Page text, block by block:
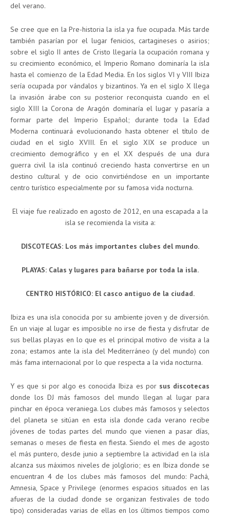
del verano.
Se cree que en la Pre-historia la isla ya fue ocupada. Más tarde
también pasarían por el lugar fenicios, cartagineses o asirios;
sobre el siglo II antes de Cristo llegaría la ocupación romana y
su crecimiento económico, el Imperio Romano dominaría la isla
hasta el comienzo de la Edad Media. En los siglos VI y VIII Ibiza
sería ocupada por vándalos y bizantinos. Ya en el siglo X llega
la invasión árabe con su posterior reconquista cuando en el
siglo XIII la Corona de Aragón dominaría el lugar y pasaría a
formar parte del Imperio Español; durante toda la Edad
Moderna continuará evolucionando hasta obtener el título de
ciudad en el siglo XVIII. En el siglo XIX se produce un
crecimiento demográfico y en el XX después de una dura
guerra civil la isla continuó creciendo hasta convertirse en un
destino cultural y de ocio convirtiéndose en un importante
centro turístico especialmente por su famosa vida nocturna.
El viaje fue realizado en agosto de 2012, en una escapada a la
isla se recomienda la visita a:
DISCOTECAS: Los más importantes clubes del mundo.
PLAYAS: Calas y lugares para bañarse por toda la isla.
CENTRO HISTÓRICO: El casco antiguo de la ciudad.
Ibiza es una isla conocida por su ambiente joven y de diversión.
En un viaje al lugar es imposible no irse de fiesta y disfrutar de
sus bellas playas en lo que es el principal motivo de visita a la
zona; estamos ante la isla del Mediterráneo (y del mundo) con
más fama internacional por lo que respecta a la vida nocturna.
Y es que si por algo es conocida Ibiza es por sus discotecas
donde los DJ más famosos del mundo llegan al lugar para
pinchar en época veraniega. Los clubes más famosos y selectos
del planeta se sitúan en esta isla donde cada verano recibe
jóvenes de todas partes del mundo que vienen a pasar días,
semanas o meses de fiesta en fiesta. Siendo el mes de agosto
el más puntero, desde junio a septiembre la actividad en la isla
alcanza sus máximos niveles de jolglorio; es en Ibiza donde se
encuentran 4 de los clubes más famosos del mundo: Pachá,
Amnesia, Space y Privilege (enormes espacios situados en las
afueras de la ciudad donde se organizan festivales de todo
tipo) consideradas varias de ellas en los últimos tiempos como